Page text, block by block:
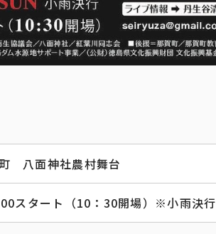
八面神社農村舞台
スタート（10：30開場）※小雨決行